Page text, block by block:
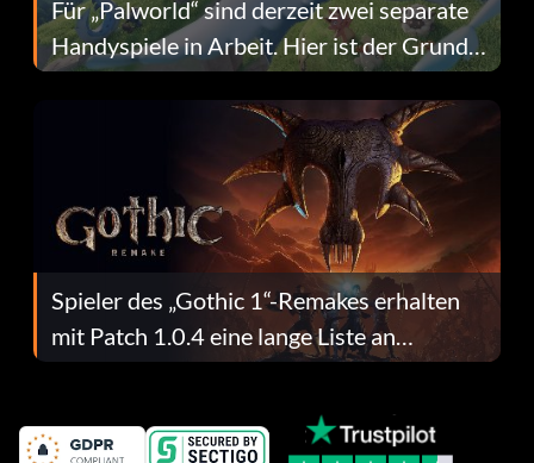
Für „Palworld“ sind derzeit zwei separate
Handyspiele in Arbeit. Hier ist der Grund
dafür.
Spieler des „Gothic 1“-Remakes erhalten
mit Patch 1.0.4 eine lange Liste an
Fehlerbehebungen